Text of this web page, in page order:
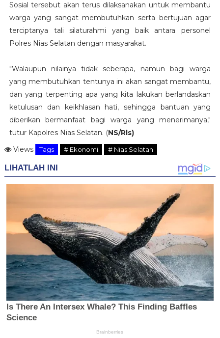
Sosial tersebut akan terus dilaksanakan untuk membantu
warga yang sangat membutuhkan serta bertujuan agar
terciptanya tali silaturahmi yang baik antara personel
Polres Nias Selatan dengan masyarakat.
"Walaupun nilainya tidak seberapa, namun bagi warga
yang membutuhkan tentunya ini akan sangat membantu,
dan yang terpenting apa yang kita lakukan berlandaskan
ketulusan dan keikhlasan hati, sehingga bantuan yang
diberikan bermanfaat bagi warga yang menerimanya,"
tutur Kapolres Nias Selatan. (NS/Rls)
Views
Tags # Ekonomi # Nias Selatan